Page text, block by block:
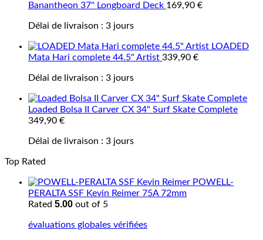
Banantheon 37" Longboard Deck 169,90 €
Délai de livraison : 3 jours
LOADED
Mata Hari complete 44.5" Artist 339,90 €
Délai de livraison : 3 jours
Loaded Bolsa II Carver CX 34" Surf Skate Complete
349,90 €
Délai de livraison : 3 jours
Top Rated
POWELL-
PERALTA SSF Kevin Reimer 75A 72mm
Rated 5.00 out of 5
évaluations globales vérifiées